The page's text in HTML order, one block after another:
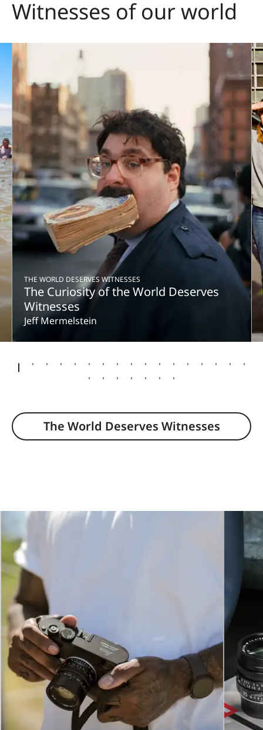
Witnesses of our world
THE WORLD DESERVES WITNESSES
The Curiosity of the World Deserves
Witnesses
Jeff Mermelstein
The World Deserves Witnesses